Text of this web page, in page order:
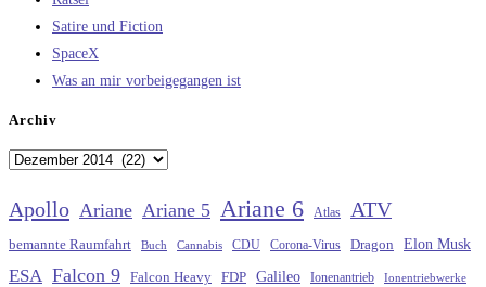
Satire und Fiction
SpaceX
Was an mir vorbeigegangen ist
Archiv
Archiv
Apollo Ariane Ariane 5 Ariane 6 Atlas ATV
bemannte Raumfahrt Buch Cannabis CDU Corona-Virus Dragon Elon Musk
ESA Falcon 9 Falcon Heavy FDP Galileo Ionenantrieb Ionentriebwerke